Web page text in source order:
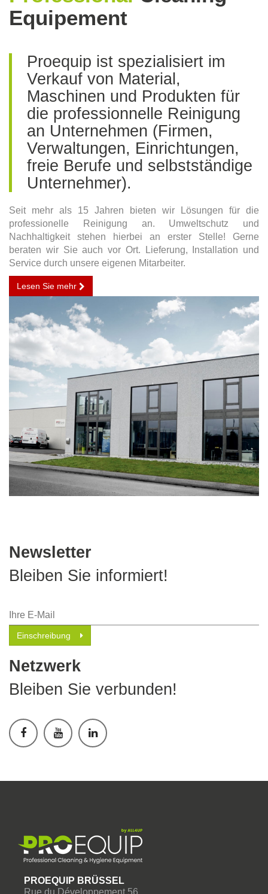
Equipement
Proequip ist spezialisiert im
Verkauf von Material,
Maschinen und Produkten für
die professionnelle Reinigung
an Unternehmen (Firmen,
Verwaltungen, Einrichtungen,
freie Berufe und selbstständige
Unternehmer).
Seit mehr als 15 Jahren bieten wir Lösungen für die
professionelle Reinigung an. Umweltschutz und
Nachhaltigkeit stehen hierbei an erster Stelle! Gerne
beraten wir Sie auch vor Ort. Lieferung, Installation und
Service durch unsere eigenen Mitarbeiter.
Lesen Sie mehr
Newsletter
Bleiben Sie informiert!
Einschreibung
Netzwerk
Bleiben Sie verbunden!
PROEQUIP BRÜSSEL
Rue du Développement 56